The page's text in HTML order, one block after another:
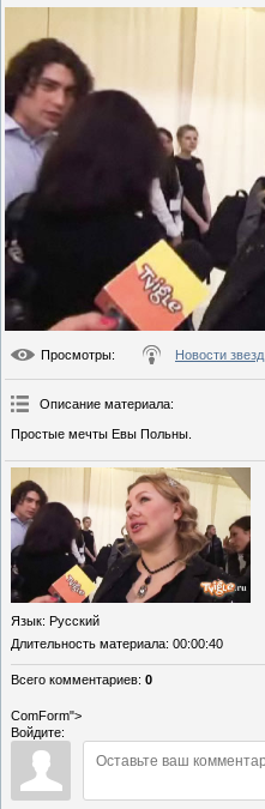
Просмотры: Новости звезд
Описание материала:
Простые мечты Евы Польны.
Язык: Русский
Длительность материала: 00:00:40
Всего комментариев: 0
ComForm">
Войдите: